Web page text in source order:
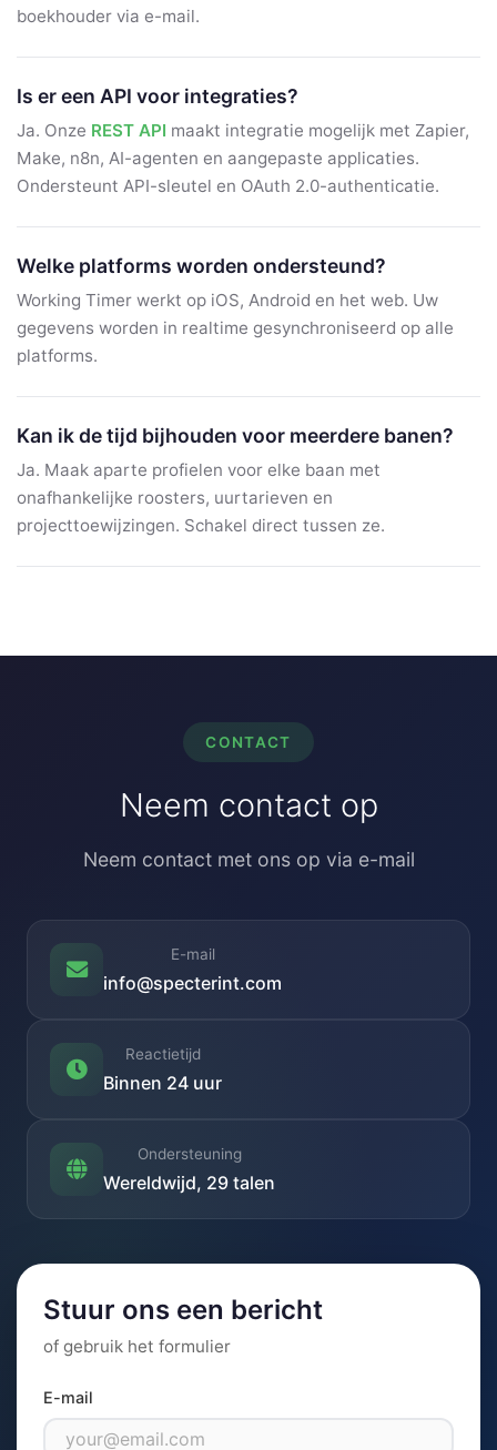
boekhouder via e-mail.
Is er een API voor integraties?
Ja. Onze REST API maakt integratie mogelijk met Zapier,
Make, n8n, AI-agenten en aangepaste applicaties.
Ondersteunt API-sleutel en OAuth 2.0-authenticatie.
Welke platforms worden ondersteund?
Working Timer werkt op iOS, Android en het web. Uw
gegevens worden in realtime gesynchroniseerd op alle
platforms.
Kan ik de tijd bijhouden voor meerdere banen?
Ja. Maak aparte profielen voor elke baan met
onafhankelijke roosters, uurtarieven en
projecttoewijzingen. Schakel direct tussen ze.
CONTACT
Neem contact op
Neem contact met ons op via e-mail
E-mail
info@specterint.com
Reactietijd
Binnen 24 uur
Ondersteuning
Wereldwijd, 29 talen
Stuur ons een bericht
of gebruik het formulier
E-mail